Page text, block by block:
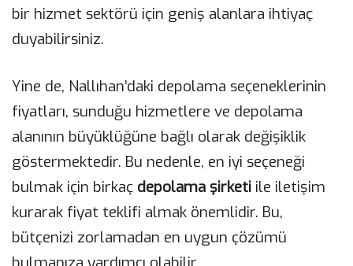
bir hizmet sektörü için geniş alanlara ihtiyaç
duyabilirsiniz.
Yine de, Nallıhan’daki depolama seçeneklerinin
fiyatları, sunduğu hizmetlere ve depolama
alanının büyüklüğüne bağlı olarak değişiklik
göstermektedir. Bu nedenle, en iyi seçeneği
bulmak için birkaç depolama şirketi ile iletişim
kurarak fiyat teklifi almak önemlidir. Bu,
bütçenizi zorlamadan en uygun çözümü